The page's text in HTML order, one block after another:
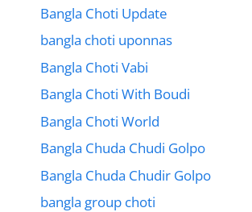
Bangla Choti Update
bangla choti uponnas
Bangla Choti Vabi
Bangla Choti With Boudi
Bangla Choti World
Bangla Chuda Chudi Golpo
Bangla Chuda Chudir Golpo
bangla group choti